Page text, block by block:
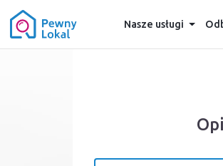
Nasze usługi